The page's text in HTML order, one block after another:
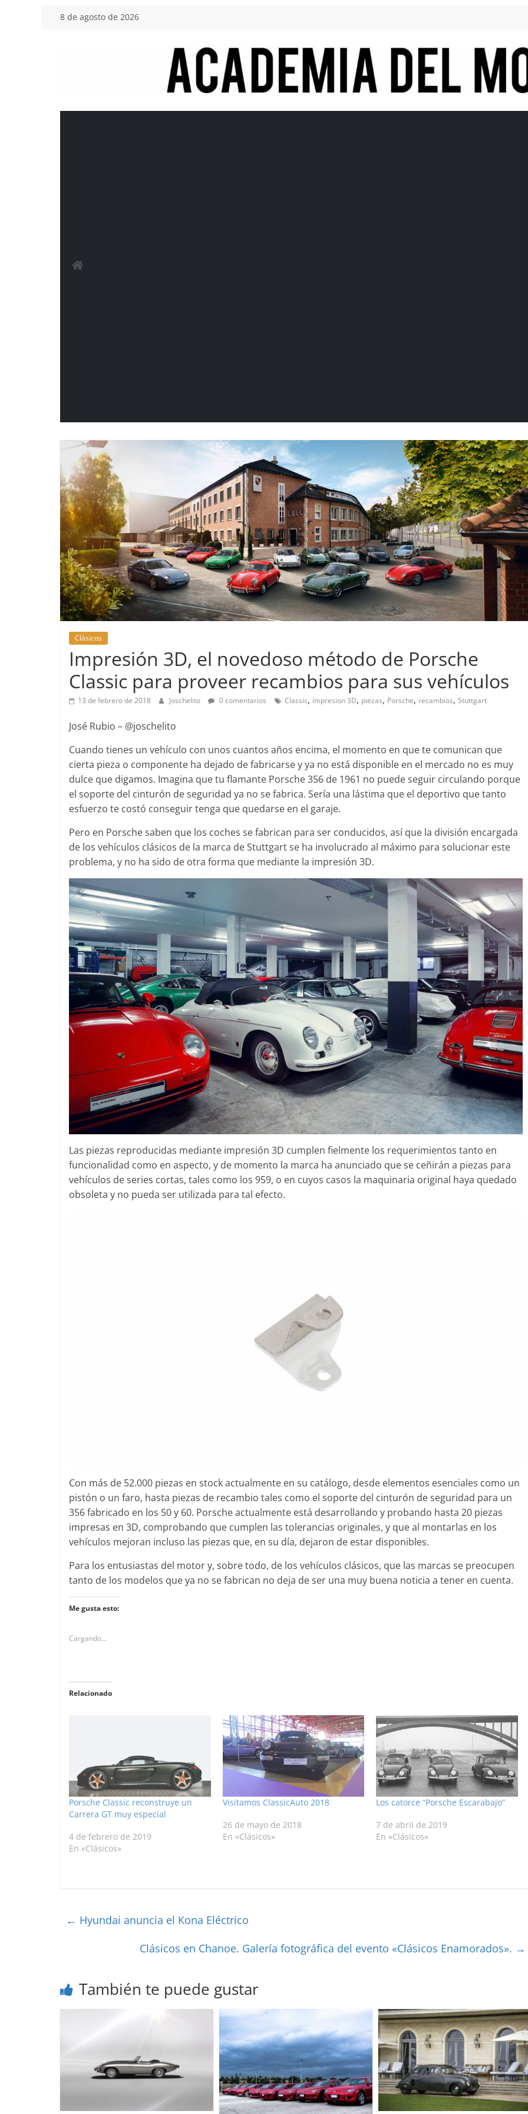
Saltar8 de agosto de 2026
Academia
del
Clásicos
Impresión 3D, el novedoso método de Porsche
Classic para proveer recambios para sus vehículos
13 de febrero de 2018 Joschelito 0 comentarios Classic, impresion 3D, piezas, Porsche, recambios, Stuttgart
José Rubio – @joschelito
Cuando tienes un vehículo con unos cuantos años encima, el momento en que te comunican que
cierta pieza o componente ha dejado de fabricarse y ya no está disponible en el mercado no es muy
dulce que digamos. Imagina que tu flamante Porsche 356 de 1961 no puede seguir circulando porque
el soporte del cinturón de seguridad ya no se fabrica. Sería una lástima que el deportivo que tanto
esfuerzo te costó conseguir tenga que quedarse en el garaje.
Pero en Porsche saben que los coches se fabrican para ser conducidos, así que la división encargada
de los vehículos clásicos de la marca de Stuttgart se ha involucrado al máximo para solucionar este
problema, y no ha sido de otra forma que mediante la impresión 3D.
Las piezas reproducidas mediante impresión 3D cumplen fielmente los requerimientos tanto en
funcionalidad como en aspecto, y de momento la marca ha anunciado que se ceñirán a piezas para
vehículos de series cortas, tales como los 959, o en cuyos casos la maquinaria original haya quedado
obsoleta y no pueda ser utilizada para tal efecto.
Con más de 52.000 piezas en stock actualmente en su catálogo, desde elementos esenciales como un
pistón o un faro, hasta piezas de recambio tales como el soporte del cinturón de seguridad para un
356 fabricado en los 50 y 60. Porsche actualmente está desarrollando y probando hasta 20 piezas
impresas en 3D, comprobando que cumplen las tolerancias originales, y que al montarlas en los
vehículos mejoran incluso las piezas que, en su día, dejaron de estar disponibles.
Para los entusiastas del motor y, sobre todo, de los vehículos clásicos, que las marcas se preocupen
tanto de los modelos que ya no se fabrican no deja de ser una muy buena noticia a tener en cuenta.
Me gusta esto:
Cargando...
Relacionado
Porsche Classic reconstruye un
Carrera GT muy especial
4 de febrero de 2019
En «Clásicos»
Visitamos ClassicAuto 2018
26 de mayo de 2018
En «Clásicos»
Los catorce “Porsche Escarabajo”
7 de abril de 2019
En «Clásicos»
← Hyundai anuncia el Kona Eléctrico
Clásicos en Chanoe. Galería fotográfica del evento «Clásicos Enamorados». →
También te puede gustar
probamos el Smart fortwo
EQ
14 de febrero de 2019 Joschelito 0
Pruebas
12 de abril de 2021 Joschelito
Clásicos
Clase S Coupé W140: 30
años de uno de los
Mercedes-Benz más caros
31 de enero de 2022
Audi RS6: 20 años de
deportividad
25 de julio de 2022 mospotter84
Seguridad
Llamada a revisión en
Mercedes Clase A fabricados
entre 2017-2019
4 de septiembre de 2020
mospotter84
0
Seguridad
50 años del Mercedes-
ESF 13: un experimento
seguridad
31 de mayo de 2022 mospotter84